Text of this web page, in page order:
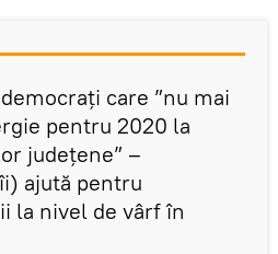
care ”nu mai
pentru 2020 la
județene” –
ajută pentru
la nivel de vârf în